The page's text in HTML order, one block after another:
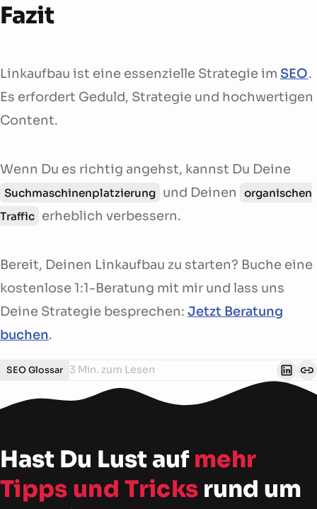
Fazit
Linkaufbau ist eine essenzielle Strategie im SEO.
Es erfordert Geduld, Strategie und hochwertigen
Content.
Wenn Du es richtig angehst, kannst Du Deine
Suchmaschinenplatzierung und Deinen
organischen
Traffic erheblich verbessern.
Bereit, Deinen Linkaufbau zu starten? Buche eine
kostenlose 1:1-Beratung mit mir und lass uns
Deine Strategie besprechen: Jetzt Beratung
buchen.
SEO Glossar 3 Min. zum Lesen
Hast Du Lust auf mehr
Tipps und Tricks rund um